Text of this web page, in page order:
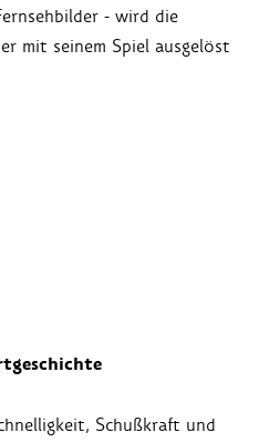
- wird die
mit seinem Spiel ausgelöst
Schußkraft und